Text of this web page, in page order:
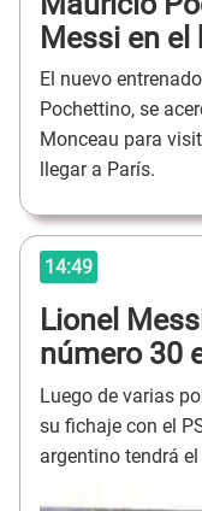
Messi en el
El nuevo
Pochettino, se
Monceau para
llegar a París.
14:49
Lionel
número 30
Luego de varias
su fichaje con el
argentino tendrá